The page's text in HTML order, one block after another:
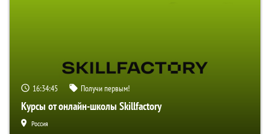
16:34:44 Получи первым!
Курсы от онлайн-школы Skillfactory
Россия